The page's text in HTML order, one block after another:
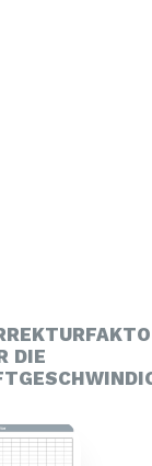
DIE